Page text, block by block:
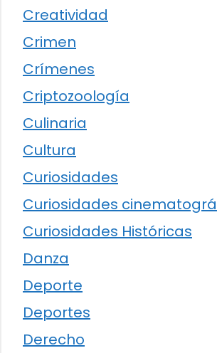
Creatividad
Crimen
Crímenes
Criptozoología
Culinaria
Cultura
Curiosidades
Curiosidades
Curiosidades Históricas
Danza
Deporte
Deportes
Derecho